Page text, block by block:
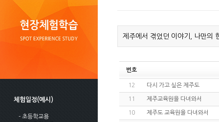
체험일정(예시)
- 초등학교용
제주에서 겪었던 이야기, 나만의
번호
12 다시 가고 싶은 제주도
11 제주교육원을 다녀와서
10 제주도 교육원을 다녀와서